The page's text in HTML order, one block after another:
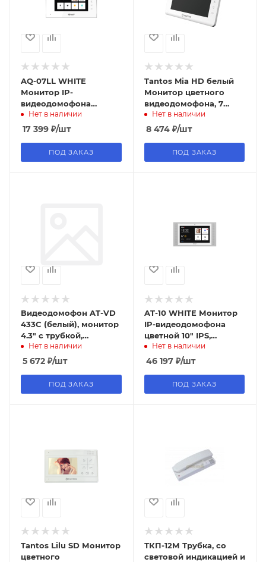
AQ-07LL WHITE
Монитор IP-
видеодомофона
цветной 7" TFT,
Нет в наличии
17 399 ₽/шт
ПОД ЗАКАЗ
Tantos Mia HD белый
Монитор цветного
видеодомофона, 7
дюймов,
Нет в наличии
8 474₽/шт
ПОД ЗАКАЗ
Видеодомофон AT-VD
433C (белый), монитор
4.3" с трубкой,
ACCORDTEC
Нет в наличии
5 672 ₽/шт
ПОД ЗАКАЗ
AT-10 WHITE Монитор
IP-видеодомофона
цветной 10" IPS,
сенсорный, BAS-IP
Нет в наличии
46 197₽/шт
ПОД ЗАКАЗ
Tantos Lilu SD Монитор
цветного
ТКП-12М Трубка, со
световой индикацией и